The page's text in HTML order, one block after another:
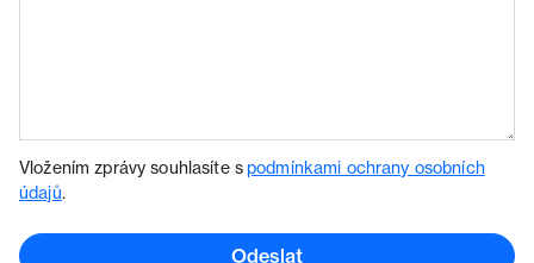
Vložením zprávy souhlasíte spodmínkami ochrany osobních
údajů.
Odeslat